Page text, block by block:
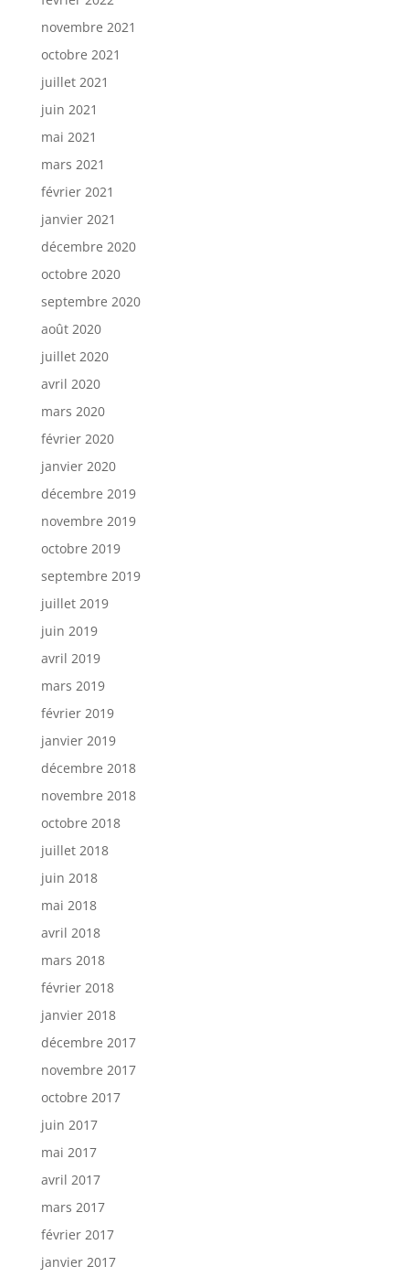
novembre 2021
octobre 2021
juillet 2021
juin 2021
mai 2021
mars 2021
février 2021
janvier 2021
décembre 2020
octobre 2020
septembre 2020
août 2020
juillet 2020
avril 2020
mars 2020
février 2020
janvier 2020
décembre 2019
novembre 2019
octobre 2019
septembre 2019
juillet 2019
juin 2019
avril 2019
mars 2019
février 2019
janvier 2019
décembre 2018
novembre 2018
octobre 2018
juillet 2018
juin 2018
mai 2018
avril 2018
mars 2018
février 2018
janvier 2018
décembre 2017
novembre 2017
octobre 2017
juin 2017
mai 2017
avril 2017
mars 2017
février 2017
janvier 2017